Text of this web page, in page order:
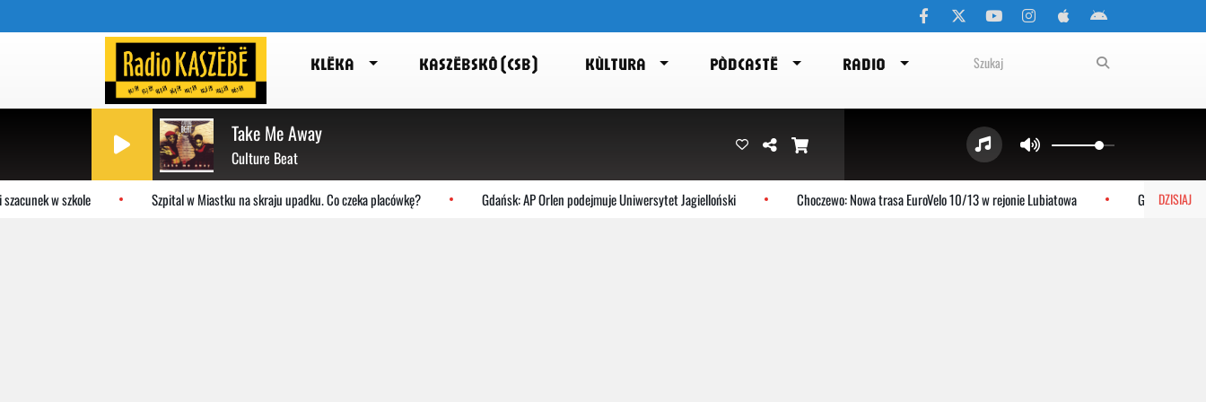
KLËKA KASZËBSKÔ (CSB) KÙLTURA PÒDCASTË RADIO
Take Me Away
Culture Beat
DZISIAJ
w szkole Szpital w Miastku na skraju upadku. Co czeka placówkę? Gdańsk: AP Orlen podejmuje Uniwersytet Jagielloński Choczewo: Nowa trasa EuroVelo 10/13 w rejonie Lubiatowa Gniewino: